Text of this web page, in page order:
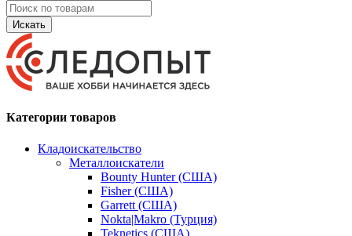
Искать
Категории товаров
Кладоискательство
Металлоискатели
Bounty Hunter (США)
Fisher (США)
Garrett (США)
Nokta|Makro (Турция)
Teknetics (США)